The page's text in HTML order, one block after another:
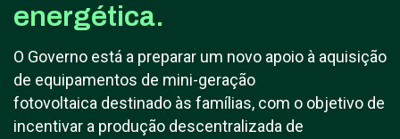
energética.
O Governo está a preparar um novo apoio à aquisição
de equipamentos de mini-geração
fotovoltaica destinado às famílias, com o objetivo de
incentivar a produção descentralizada de